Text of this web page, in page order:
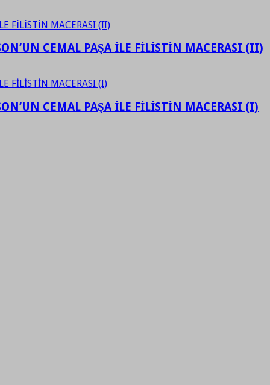
CEMAL PAŞA İLE FİLİSTİN MACERASI (II)
CEMAL PAŞA İLE FİLİSTİN MACERASI (I)